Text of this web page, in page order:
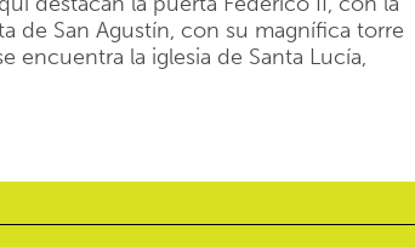
de San Agustín, con su magnífica torre
encuentra la iglesia de Santa Lucía,